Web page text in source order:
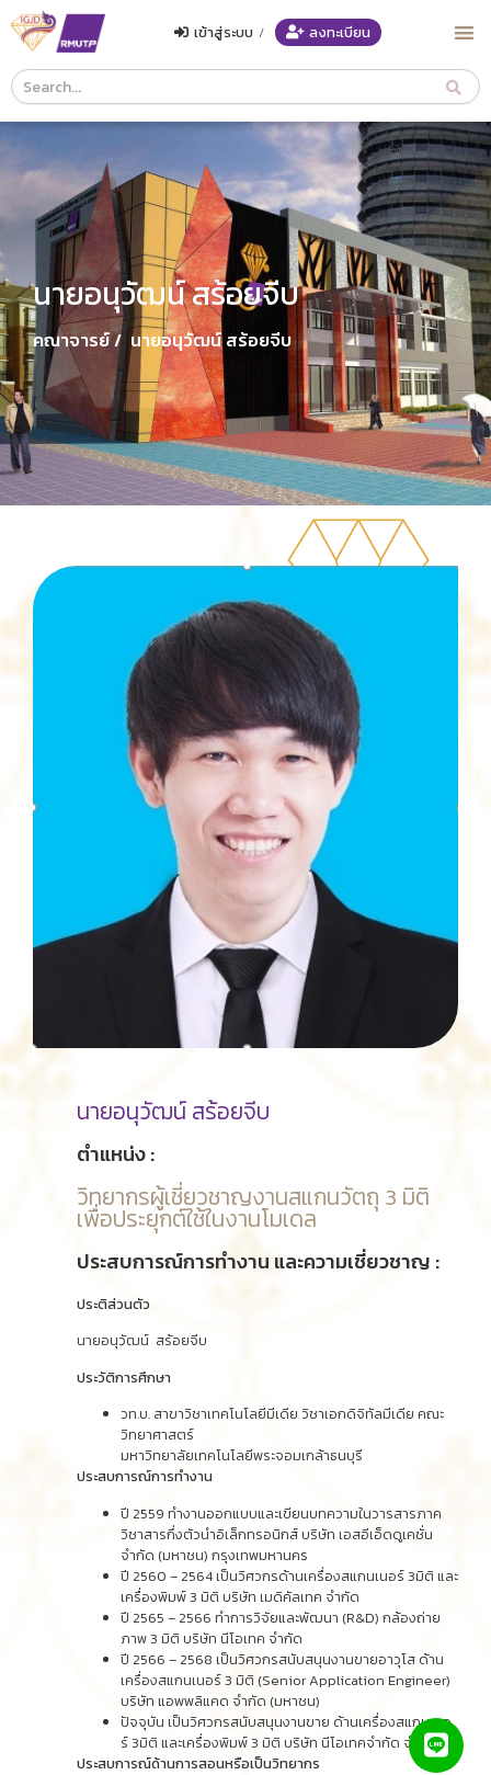
Course
Search
Header
เข้าสู่ระบบ / ลงทะเบียน
นายอนุวัฒน์ สร้อยจีบ
คณาจารย์ / นายอนุวัฒน์ สร้อยจีบ
นายอนุวัฒน์ สร้อยจีบ
ตำแหน่ง :
วิทยากรผู้เชี่ยวชาญงานสแกนวัตถุ 3 มิติ
เพื่อประยุกต์ใช้ในงานโมเดล
ประสบการณ์การทำงาน และความเชี่ยวชาญ :
ประติส่วนตัว
นายอนุวัฒน์ สร้อยจีบ
ประวัติการศึกษา
วท.บ. สาขาวิชาเทคโนโลยีมีเดีย วิชาเอกดิจิทัลมีเดีย คณะ
วิทยาศาสตร์
มหาวิทยาลัยเทคโนโลยีพระจอมเกล้าธนบุรี
ประสบการณ์การทำงาน
ปี 2559 ทำงานออกแบบและเขียนบทความในวารสารภาค
วิชาสารกึ่งตัวนำอิเล็กทรอนิกส์ บริษัท เอสอีเอ็ดดูเคชั่น
จำกัด (มหาชน) กรุงเทพมหานคร
ปี 2560 – 2564 เป็นวิศวกรด้านเครื่องสแกนเนอร์ 3มิติ และ
เครื่องพิมพ์ 3 มิติ บริษัท เมดิคัลเทค จำกัด
ปี 2565 – 2566 ทำการวิจัยและพัฒนา (R&D) กล้องถ่าย
ภาพ 3 มิติ บริษัท นีโอเทค จำกัด
ปี 2566 – 2568 เป็นวิศวกรสนับสนุนงานขายอาวุโส ด้าน
เครื่องสแกนเนอร์ 3 มิติ (Senior Application Engineer)
บริษัท แอพพลิแคด จำกัด (มหาชน)
ปัจจุบัน เป็นวิศวกรสนับสนุนงานขาย ด้านเครื่องสแกนเนอ
ร์ 3มิติ และเครื่องพิมพ์ 3 มิติ บริษัท นีโอเทคจำกัด จำกัด
ประสบการณ์ด้านการสอนหรือเป็นวิทยากร